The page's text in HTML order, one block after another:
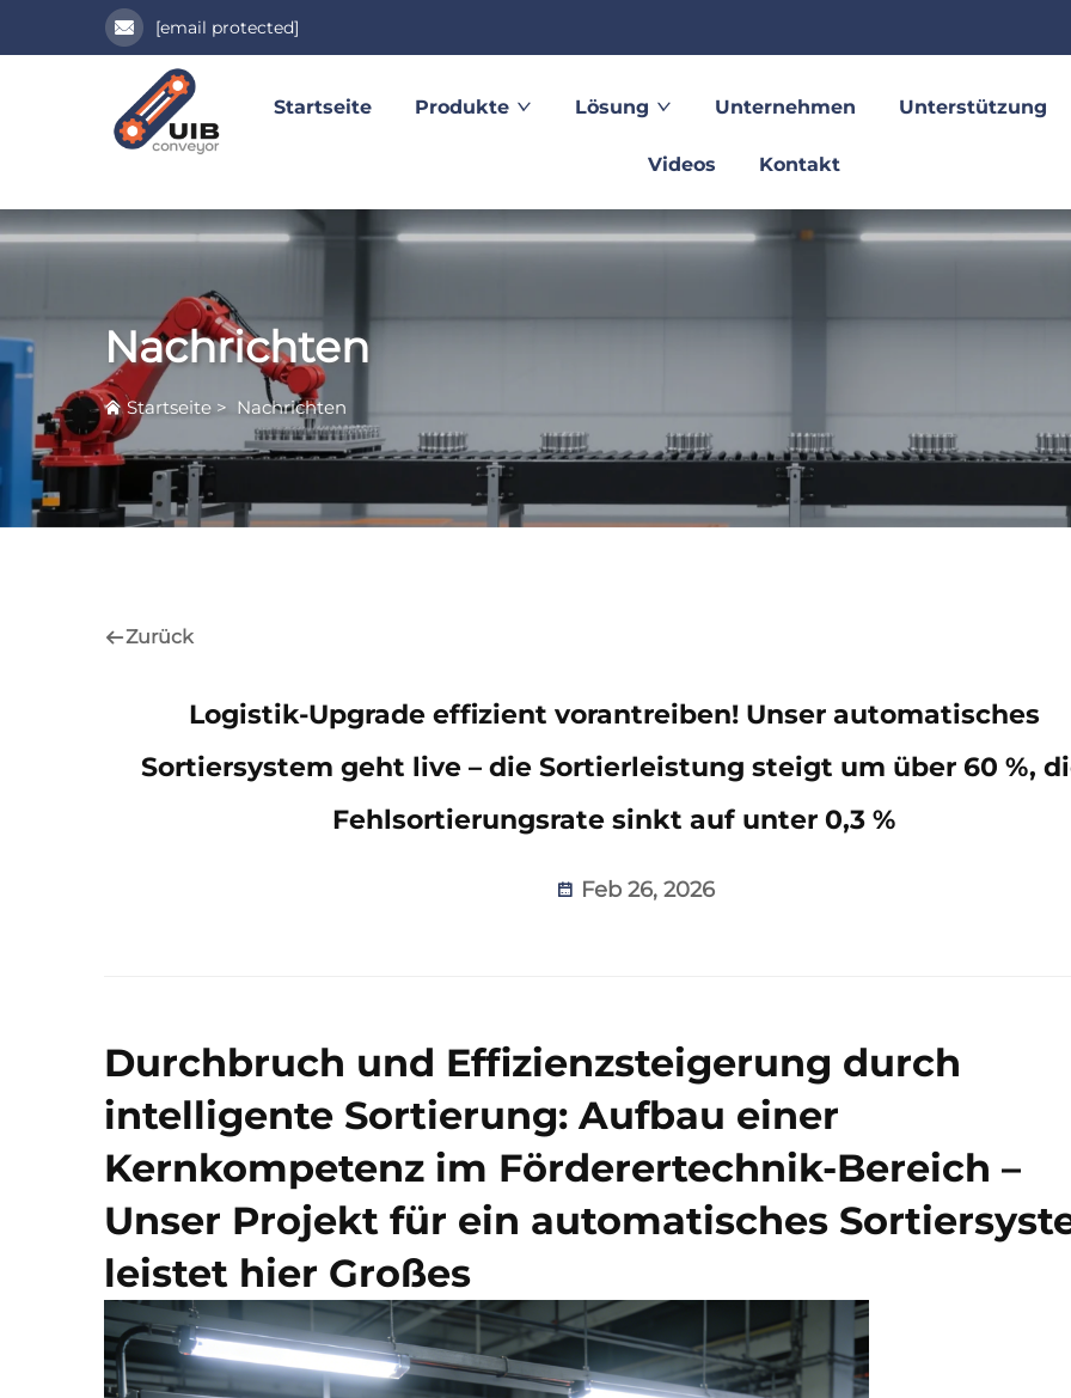
[email protected]
Startseite Produkte Lösung Unternehmen Unterstützung
Videos Kontakt
Nachrichten
Startseite > Nachrichten
Zurück
Logistik-Upgrade effizient vorantreiben! Unser automatisches
Sortiersystem geht live – die Sortierleistung steigt um über 60 %,
Fehlsortierungsrate sinkt auf unter 0,3 %
Feb 26, 2026
Durchbruch und Effizienzsteigerung durch
intelligente Sortierung: Aufbau einer
Kernkompetenz im Förderertechnik-Bereich –
Unser Projekt für ein automatisches
leistet hier Großes